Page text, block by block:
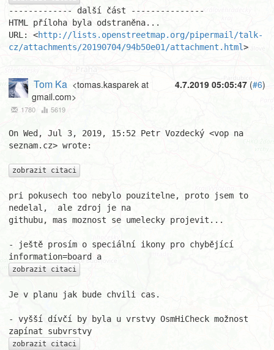
------------- další část ---------------
HTML příloha byla odstraněna...
URL: <http://lists.openstreetmap.org/pipermail/talk-
cz/attachments/20190704/94b50e01/attachment.html>
4.7.2019 05:05:47 (#6)
Tom Ka <tomas.kasparek at
gmail.com>
1780 5619
On Wed, Jul 3, 2019, 15:52 Petr Vozdecký <vop na
seznam.cz> wrote:
zobrazit citaci
pri pokusech too nebylo pouzitelne, proto jsem to
nedelal,  ale zdroj je na
githubu, mas moznost se umelecky projevit...
- ještě prosím o speciální ikony pro chybějící
zobrazit citaci
Je v planu jak bude chvili cas.
- vyšší dívčí by byla u vrstvy OsmHiCheck možnost
zobrazit citaci